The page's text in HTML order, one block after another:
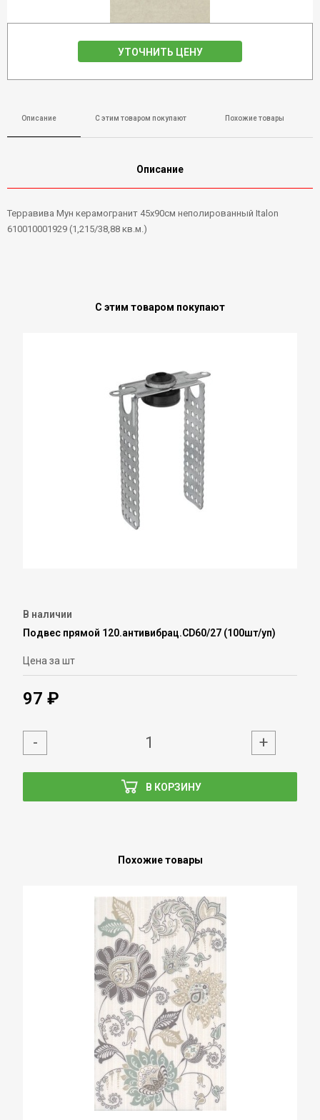
УТОЧНИТЬ ЦЕНУ
Описание С этим товаром покупают Похожие товары
Описание
Терравива Мун керамогранит 45х90см неполированный Italon
610010001929 (1,215/38,88 кв.м.)
С этим товаром покупают
В наличии
Подвес прямой 120.антивибрац.CD60/27 (100шт/уп)
Цена за шт
97 ₽
В КОРЗИНУ
- +
Похожие товары